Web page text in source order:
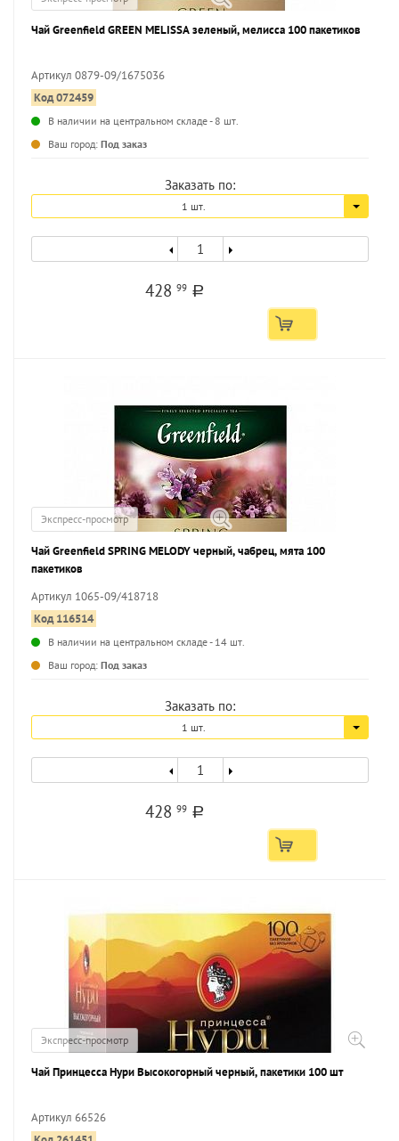
Чай Greenfield GREEN MELISSA зеленый, мелисса 100 пакетиков
Артикул 0879-09/1675036
Код 072459
В наличии на центральном складе - 8 шт.
Ваш город: Под заказ
Заказать по:
1 шт.
42899 a
Экспресс-просмотр
Чай Greenfield SPRING MELODY черный, чабрец, мята 100
пакетиков
Артикул 1065-09/418718
Код 116514
В наличии на центральном складе - 14 шт.
Ваш город: Под заказ
Заказать по:
1 шт.
42899 a
Экспресс-просмотр
Чай Принцесса Нури Высокогорный черный, пакетики 100 шт
Артикул 66526